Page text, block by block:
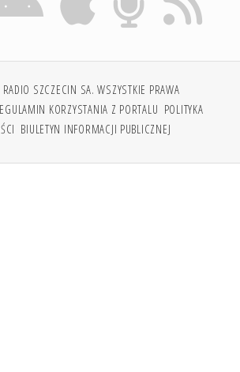
SZCZECIN SA. WSZYSTKIE PRAWA
KORZYSTANIA Z PORTALU POLITYKA
BIULETYN INFORMACJI PUBLICZNEJ